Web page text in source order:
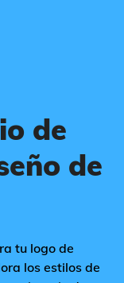
de
de
tu logo de
los estilos de